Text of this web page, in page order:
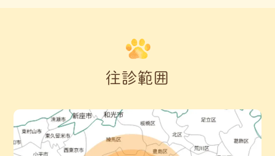
往診範囲